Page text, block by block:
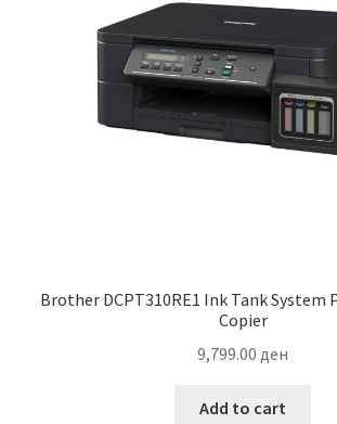
Brother DCPT310RE1 Ink Tank System
Copier
9,799.00 ден
Add to cart